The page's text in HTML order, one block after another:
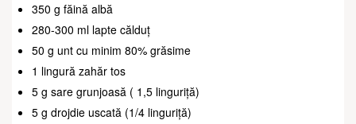
350 g făină albă
280-300 ml lapte călduț
50 g unt cu minim 80% grăsime
1 lingură zahăr tos
5 g sare grunjoasă ( 1,5 linguriță)
5 g drojdie uscată (1/4 linguriță)